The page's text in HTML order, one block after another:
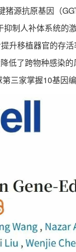
源抗原基因（
制人补体系统
移植器官的存
低了跨物种感染
三家掌握10基因